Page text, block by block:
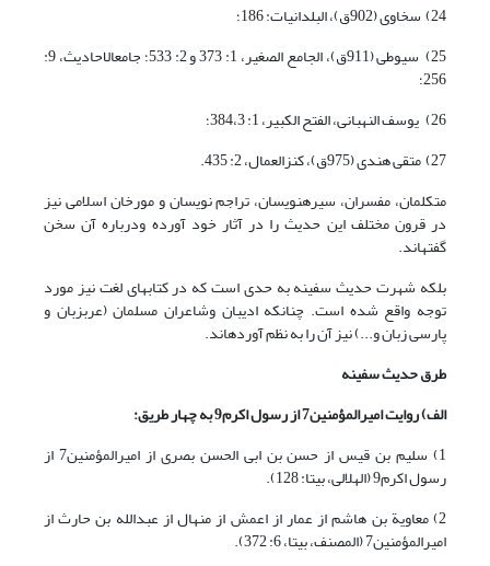
24) سخاوی (902ق)، البلدانیات: 186؛
25) سیوطی (911ق)، الجامع الصغیر، 1: 373 و 2: 533؛ جامع‏الاحادیث، 9:
256؛
26) یوسف النهبانی، الفتح الکبیر، 1: 384،3؛
27) متقی هندی (975ق)، کنزالعمال، 2: 435.
متکلمان، مفسران، سیره‏نویسان، تراجم نویسان و مورخان اسلامی نیز
در قرون مختلف این حدیث را در آثار خود آورده ودرباره آن سخن
گفته‏اند.
بلکه شهرت حدیث سفینه به حدی است که در کتاب‏های لغت نیز مورد
توجه واقع شده است. چنان‏که ادیبان وشاعران مسلمان (عرب‏زبان و
پارسی زبان و...) نیز آن را به نظم آورده‏اند.
طرق حدیث سفینه
الف) روایت امیرالمؤمنین7از رسول اکرم9به چهار طریق:
1) سلیم بن قیس از حسن بن ابی الحسن بصری از امیرالمؤمنین7 از
رسول اکرم9 (الهلالی، بی‏تا: 128).
2) معاویة بن هاشم از عمار از اعمش از منهال از عبدالله بن حارث از
امیرالمؤمنین7 (المصنف، بی‏تا، 6: 372).